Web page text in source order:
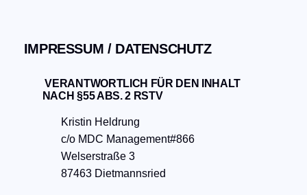
IMPRESSUM / DATENSCHUTZ
VERANTWORTLICH FÜR DEN INHALT
NACH §55 ABS. 2 RSTV
Kristin Heldrung
c/o MDC Management#866
Welserstraße 3
87463 Dietmannsried